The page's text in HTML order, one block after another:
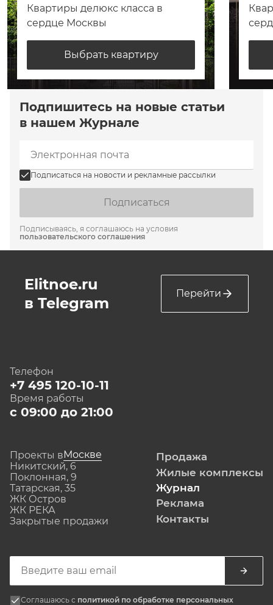
Квартиры делюкс класса в
сердце Москвы
Выбрать квартиру
Подпишитесь на новые статьи
в нашем Журнале
Подписаться на новости и рекламные рассылки
Подписаться
Подписываясь, я соглашаюсь на условия
пользовательского соглашения
Elitnoe.ru
в Telegram
Перейти
Телефон
+7 495 120-10-11
Время работы
с 09:00 до 21:00
Проекты вМоскве
Никитский, 6
Поклонная, 9
Татарская, 35
ЖК Остров
ЖК РЕКА
Закрытые продажи
Продажа
Жилые комплексы
Журнал
Реклама
Контакты
Соглашаюсь с политикой по обработке персональных